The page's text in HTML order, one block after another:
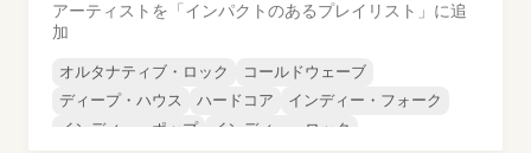
アーティストを「インパクトのあるプレイリスト」に追
加
オルタナティブ・ロック
コールドウェーブ
ディープ・ハウス
ハードコア
インディー・フォーク
インディー・ポップ
インディー・ロック